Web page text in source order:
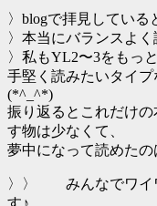
〉blogで拝見している
〉本当にバランスよく
〉私もYL2〜3をもっ
手堅く読みたいタイ
(*^_^*)
振り返るとこれだけ
す物は少なくて、
夢中になって読めた
〉〉 みんなでワイ